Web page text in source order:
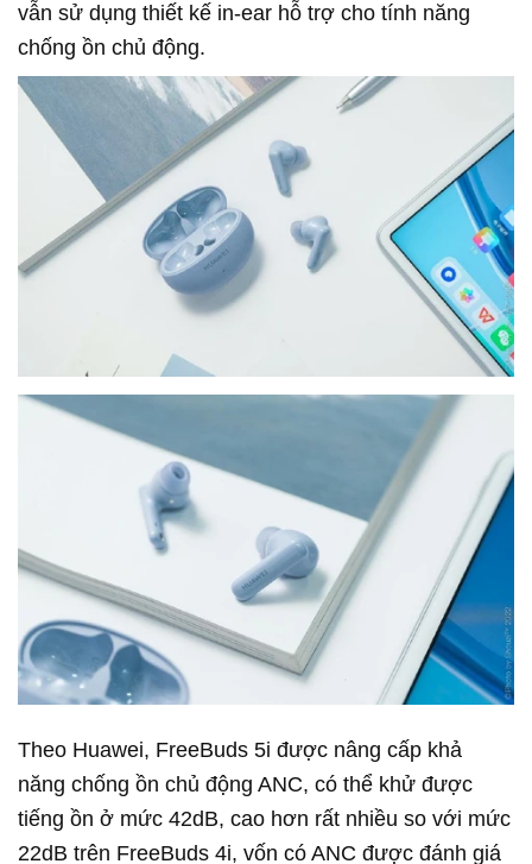
vẫn sử dụng thiết kế in-ear hỗ trợ cho tính năng
chống ồn chủ động.
Theo Huawei, FreeBuds 5i được nâng cấp khả
năng chống ồn chủ động ANC, có thể khử được
tiếng ồn ở mức 42dB, cao hơn rất nhiều so với mức
22dB trên FreeBuds 4i, vốn có ANC được đánh giá